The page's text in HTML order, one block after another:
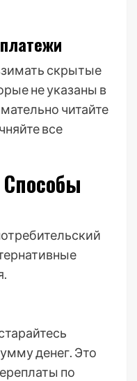
скрытые
не указаны в
читайте
все
денег. Это
по